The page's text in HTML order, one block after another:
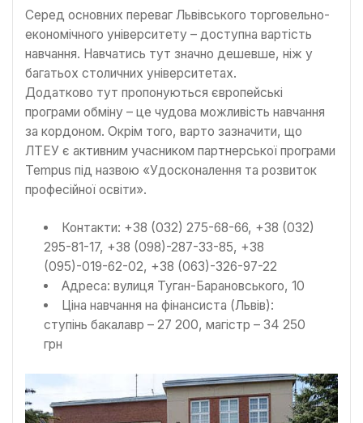
Серед основних переваг Львівського торговельно-
економічного університету – доступна вартість
навчання. Навчатись тут значно дешевше, ніж у
багатьох столичних університетах.
Додатково тут пропонуються європейські
програми обміну – це чудова можливість навчання
за кордоном. Окрім того, варто зазначити, що
ЛТЕУ є активним учасником партнерської програми
Tempus під назвою «Удосконалення та розвиток
професійної освіти».
Контакти: +38 (032) 275-68-66, +38 (032)
295-81-17, +38 (098)-287-33-85, +38
(095)-019-62-02, +38 (063)-326-97-22
Адреса: вулиця Туган-Барановського, 10
Ціна навчання на фінансиста (Львів):
ступінь бакалавр – 27 200, магістр – 34 250
грн